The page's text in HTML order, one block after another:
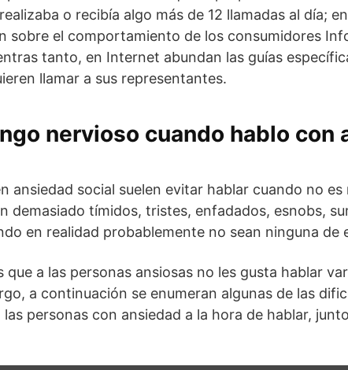
o recibía algo más de 12 llamadas al día;
sobre el comportamiento de los consumidores
tanto, en Internet abundan las guías
llamar a sus representantes.
nervioso cuando hablo con
ansiedad social suelen evitar hablar cuando no es
demasiado tímidos, tristes, enfadados, esnobs,
en realidad probablemente no sean ninguna de
que a las personas ansiosas no les gusta hablar
a continuación se enumeran algunas de las
personas con ansiedad a la hora de hablar,